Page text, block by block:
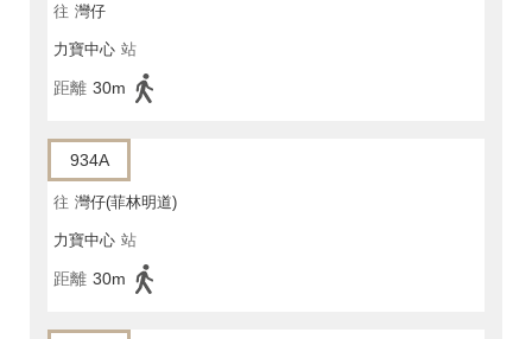
往 灣仔
力寶中心 站
距離 30m
934A
往 灣仔(菲林明道)
力寶中心 站
距離 30m